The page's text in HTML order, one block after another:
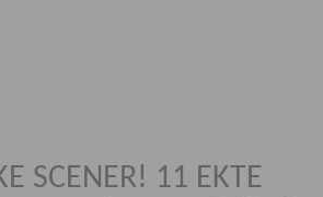
SCENER! 11 EKTE